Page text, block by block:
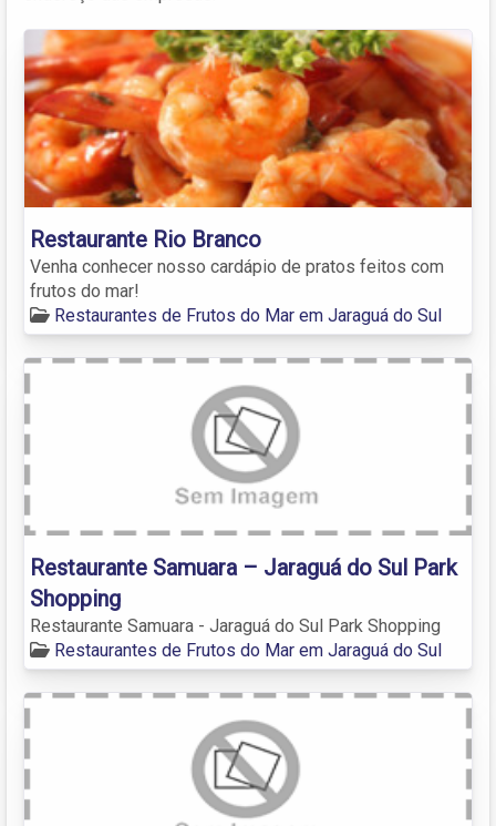
Restaurante Rio Branco
Venha conhecer nosso cardápio de pratos feitos com
frutos do mar!
Restaurantes de Frutos do Mar em Jaraguá do Sul
Restaurante Samuara – Jaraguá do Sul Park
Shopping
Restaurante Samuara - Jaraguá do Sul Park Shopping
Restaurantes de Frutos do Mar em Jaraguá do Sul